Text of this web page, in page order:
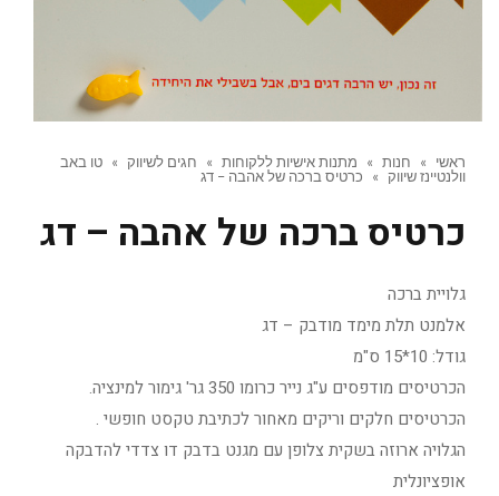
ראשי » חנות » מתנות אישיות ללקוחות » חגים לשיווק » טו באב
וולנטיינז שיווק » כרטיס ברכה של אהבה – דג
כרטיס ברכה של אהבה – דג
גלויית ברכה
אלמנט תלת מימד מודבק – דג
גודל: 10*15 ס"מ
הכרטיסים מודפסים ע"ג נייר כרומו 350 גר' גימור למינציה.
הכרטיסים חלקים וריקים מאחור לכתיבת טקסט חופשי .
הגלויה ארוזה בשקית צלופן עם מגנט בדבק דו צדדי להדבקה
אופציונלית